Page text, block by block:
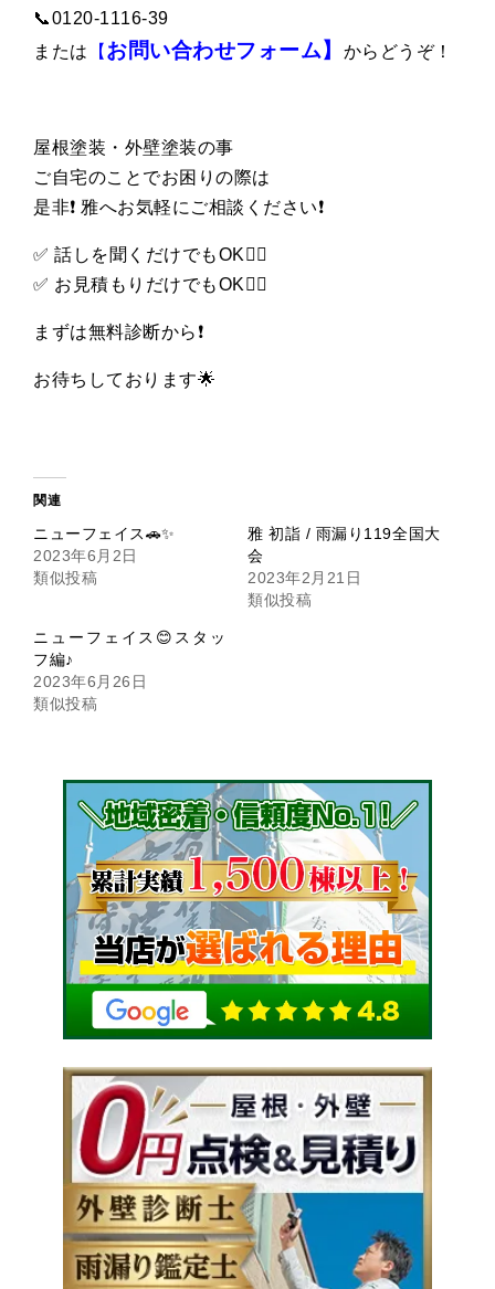
📞0120-1116-39
または 【 お問い合わせフォーム】 からどうぞ！
屋根塗装・外壁塗装の事
ご自宅のことでお困りの際は
是非❗️ 雅へお気軽にご相談ください❗️
✅ 話しを聞くだけでもOK👌🏻
✅ お見積もりだけでもOK👌🏻
まずは無料診断から❗️
お待ちしております🌟
関連
ニューフェイス🚗✨
2023年6月2日
類似投稿
雅 初詣 / 雨漏り119全国大
会
2023年2月21日
類似投稿
ニューフェイス😊スタッ
フ編♪
2023年6月26日
類似投稿